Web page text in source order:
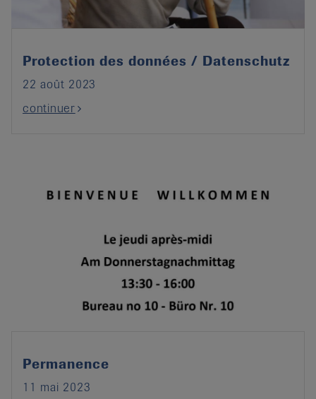
Protection des données / Datenschutz
22 août 2023
continuer
Permanence
11 mai 2023